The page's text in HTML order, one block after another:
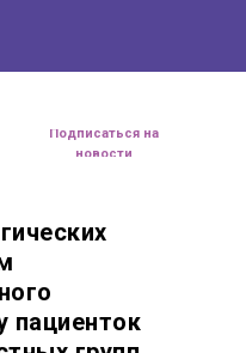
Подписаться на
новости
пациенток